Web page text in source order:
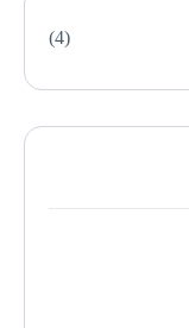
(4)